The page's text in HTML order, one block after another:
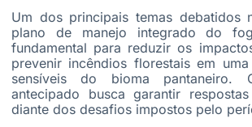
Um dos principais temas debatidos
plano de manejo integrado do
fundamental para reduzir os
prevenir incêndios florestais em
sensíveis do bioma pantaneiro.
antecipado busca garantir
diante dos desafios impostos pelo